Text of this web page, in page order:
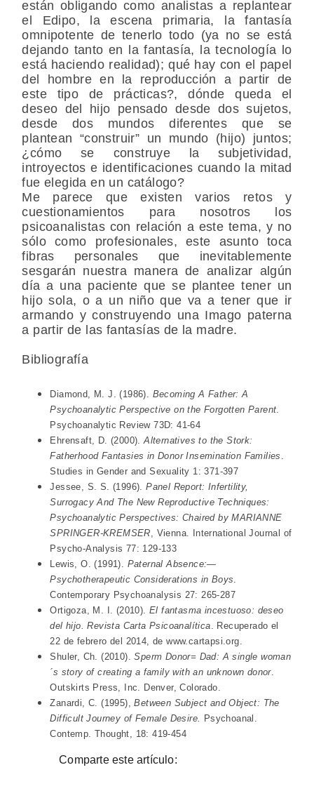
están obligando como analistas a replantear
el Edipo, la escena primaria, la fantasía
omnipotente de tenerlo todo (ya no se está
dejando tanto en la fantasía, la tecnología lo
está haciendo realidad); qué hay con el papel
del hombre en la reproducción a partir de
este tipo de prácticas?, dónde queda el
deseo del hijo pensado desde dos sujetos,
desde dos mundos diferentes que se
plantean “construir” un mundo (hijo) juntos;
¿cómo se construye la subjetividad,
introyectos e identificaciones cuando la mitad
fue elegida en un catálogo?
Me parece que existen varios retos y
cuestionamientos para nosotros los
psicoanalistas con relación a este tema, y no
sólo como profesionales, este asunto toca
fibras personales que inevitablemente
sesgarán nuestra manera de analizar algún
día a una paciente que se plantee tener un
hijo sola, o a un niño que va a tener que ir
armando y construyendo una Imago paterna
a partir de las fantasías de la madre.
Bibliografía
Diamond, M. J. (1986). Becoming A Father: A
Psychoanalytic Perspective on the Forgotten Parent
Psychoanalytic Review 73D: 41-64
Ehrensaft, D. (2000).Alternatives to the Stork:
Fatherhood Fantasies in Donor Insemination Families
Studies in Gender and Sexuality 1: 371-397
Jessee, S. S. (1996).Panel Report: Infertility,
Surrogacy And The New Reproductive Techniques:
Psychoanalytic Perspectives: Chaired by MARIANNE
SPRINGER-KREMSER , Vienna. International Journal of
Psycho-Analysis 77: 129-133
Lewis, O. (1991). Paternal Absence:—
Psychotherapeutic Considerations in Boys
Contemporary Psychoanalysis 27: 265-287
Ortigoza, M. I. (2010). El fantasma incestuoso: deseo
del hijo. Revista Carta Psicoanalítica . Recuperado el
22 de febrero del 2014, de www.cartapsi.org.
Shuler, Ch. (2010).Sperm Donor= Dad: A single woman
´s story of creating a family with an unknown donor.
Outskirts Press, Inc. Denver, Colorado.
Zanardi, C. (1995),Between Subject and Object: The
Difficult Journey of Female Desire.
Psychoanal.
Contemp. Thought, 18: 419-454
Comparte este artículo: